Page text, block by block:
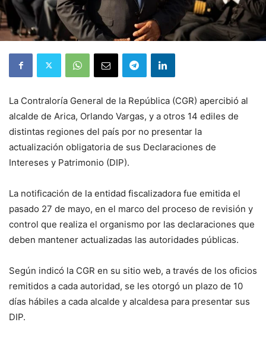
La Contraloría General de la República (CGR) apercibió al
alcalde de Arica, Orlando Vargas, y a otros 14 ediles de
distintas regiones del país por no presentar la
actualización obligatoria de sus Declaraciones de
Intereses y Patrimonio (DIP).
La notificación de la entidad fiscalizadora fue emitida el
pasado 27 de mayo, en el marco del proceso de revisión y
control que realiza el organismo por las declaraciones que
deben mantener actualizadas las autoridades públicas.
Según indicó la CGR en su sitio web, a través de los oficios
remitidos a cada autoridad, se les otorgó un plazo de 10
días hábiles a cada alcalde y alcaldesa para presentar sus
DIP.